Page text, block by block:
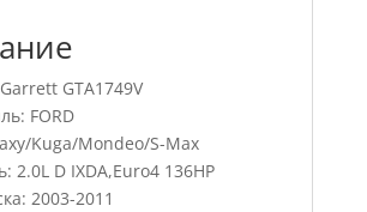
GTA1749V
FORD
Kuga/Mondeo/S-Max
2.0L D IXDA,Euro4 136HP
2003-2011